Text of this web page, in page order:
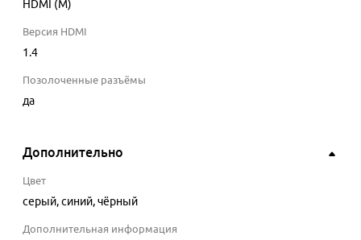
HDMI (M)
Версия HDMI
1.4
Позолоченные разъёмы
да
Дополнительно
Цвет
серый, синий, чёрный
Дополнительная информация